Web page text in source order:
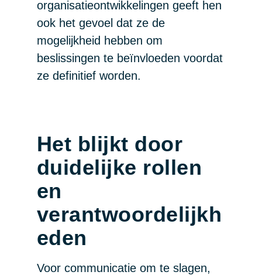
organisatieontwikkelingen geeft hen
ook het gevoel dat ze de
mogelijkheid hebben om
beslissingen te beïnvloeden voordat
ze definitief worden.
Het blijkt door
duidelijke rollen
en
verantwoordelijkh
eden
Voor communicatie om te slagen,